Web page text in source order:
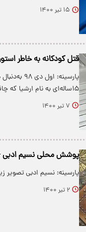
۱۵ تیر ۱۴۰۰
قتل کودکانه به خاطر
پارسینه:
۱۵‌ساله‌ای به نام ارشیا که چاقو…
۷ تیر ۱۴۰۰
پوشش محلی نسیم
پارسینه: نسیم ادبی تصویر
۲ تیر ۱۴۰۰